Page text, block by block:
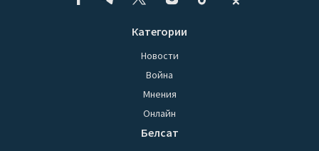
Категории
Новости
Война
Мнения
Онлайн
Белсат